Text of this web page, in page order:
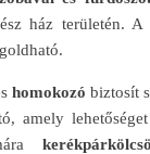
ház területén.
homokozó biztosít
amely